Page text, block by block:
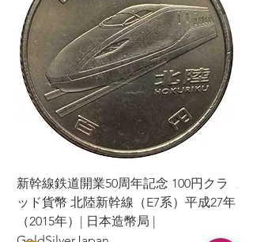
新幹線鉄道開業50周年記念 100円クラ
ッド貨幣 北陸新幹線（E7系）平成27年
（2015年）| 日本造幣局 |